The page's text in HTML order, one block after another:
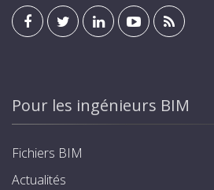
Pour les ingénieurs BIM
Fichiers BIM
Actualités